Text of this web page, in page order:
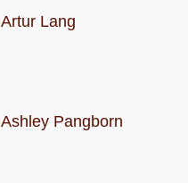
Artur Lang
Ashley Pangborn